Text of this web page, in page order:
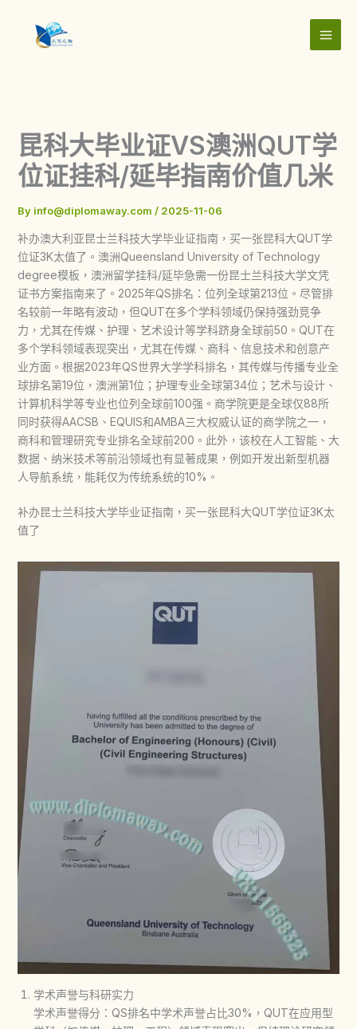
content
昆科大毕业证VS澳洲QUT学
位证挂科/延毕指南价值几米
By info@diplomaway.com / 2025-11-06
补办澳大利亚昆士兰科技大学毕业证指南，买一张昆科大QUT学
位证3K太值了。澳洲Queensland University of Technology
degree模板，澳洲留学挂科/延毕急需一份昆士兰科技大学文凭
证书方案指南来了。2025年QS排名：位列全球第213位。尽管排
名较前一年略有波动，但QUT在多个学科领域仍保持强劲竞争
力，尤其在传媒、护理、艺术设计等学科跻身全球前50。QUT在
多个学科领域表现突出，尤其在传媒、商科、信息技术和创意产
业方面。根据2023年QS世界大学学科排名，其传媒与传播专业全
球排名第19位，澳洲第1位；护理专业全球第34位；艺术与设计、
计算机科学等专业也位列全球前100强。商学院更是全球仅88所
同时获得AACSB、EQUIS和AMBA三大权威认证的商学院之一，
商科和管理研究专业排名全球前200。此外，该校在人工智能、大
数据、纳米技术等前沿领域也有显著成果，例如开发出新型机器
人导航系统，能耗仅为传统系统的10%。
补办昆士兰科技大学毕业证指南，买一张昆科大QUT学位证3K太
值了
学术声誉与科研实力
学术声誉得分：QS排名中学术声誉占比30%，QUT在应用型